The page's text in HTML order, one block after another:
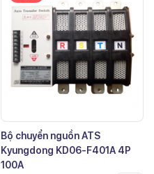
Bộ chuyển nguồn ATS
Kyungdong KD06-F401A 4P
100A